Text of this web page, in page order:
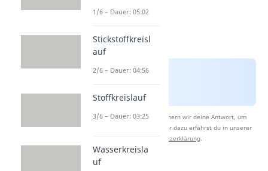
Nach Beantwortung speichern wir deine Antwort, um
Studyflix zu verbessern. Mehr dazu erfährst du in unserer
Datenschutzerklärung.
1/6 – Dauer: 05:02
Stickstoffkreisl
auf
2/6 – Dauer: 04:56
Stoffkreislauf
3/6 – Dauer: 03:25
Wasserkreisla
uf